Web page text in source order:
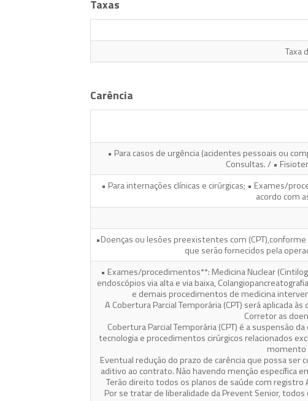
Taxas
Taxa
Carência
• Para casos de urgência (acidentes pessoais ou
Consultas. / •
• Para internações clínicas e cirúrgicas; • Exames/
acordo com
•Doenças ou lesões preexistentes com
que serão fornecidos pela
• Exames/procedimentos**: Medicina Nuclear
endoscópios via alta e via baixa,
e demais procedimentos de medicina
A Cobertura Parcial Temporária (CPT) será aplicada
Corretor as
Cobertura Parcial Temporária (CPT) é a
tecnologia e procedimentos cirúrgicos relacionados
momento
Eventual redução do prazo de carência que possa
aditivo ao contrato. Não havendo menção específica
Terão direito todos os planos de saúde com
Por se tratar de liberalidade da Prevent Senior,